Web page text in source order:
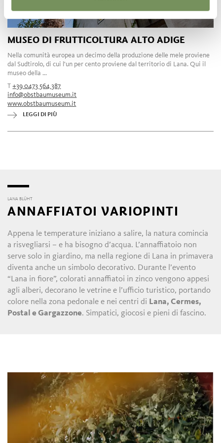
MUSEO DI FRUTTICOLTURA ALTO ADIGE
Nella comunità europea un decimo della produzione delle mele proviene
dal Sudtirolo, di cui l'un per cento proviene dal territorio di Lana. Qui il
museo della ...
T+39 0473 564 387
info@obstbaumuseum.it
www.obstbaumuseum.it
LEGGI DI PIÙ
LANA BLÜHT
ANNAFFIATOI VARIOPINTI
Appena le temperature iniziano a salire, la natura comincia
a risvegliarsi – e ha bisogno d’acqua. L’annaffiatoio non
serve solo in giardino, ma nella regione di Lana in primavera
diventa anche un simbolo decorativo. Durante l’evento
“Lana in fiore”, colorati annaffiatoi in zinco vengono appesi
agli alberi, decorano le vetrine e l’ufficio turistico, portando
colore nella zona pedonale e nei centri di Lana, Cermes,
Postal e Gargazzone. Simpatici, giocosi e pieni di fascino.